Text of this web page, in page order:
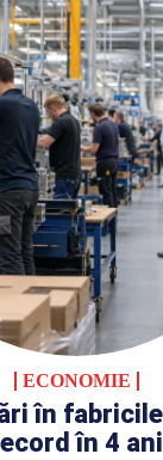
ECONOMIE
în
în 4 ani